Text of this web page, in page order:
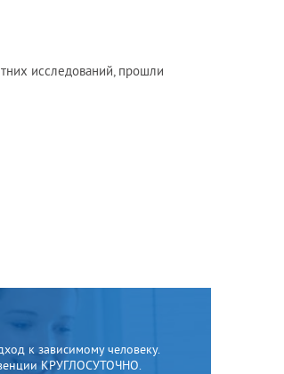
исследований, прошли
к зависимому человеку.
КРУГЛОСУТОЧНО.